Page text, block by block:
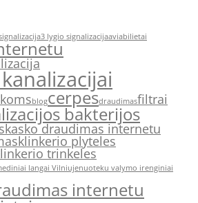
3 lygio signalizacijaaviabilietai
blogcerpesdraudimasfiltrai
bakterijos
kasko draudimas internetu
klinkerio plyteles
trinkeles
langai Vilniujenuoteku valymo irenginiai
internetu